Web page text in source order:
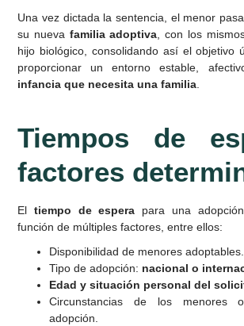
Una vez dictada la sentencia, el menor
su nueva familia adoptiva , con los
hijo biológico, consolidando así el objetivo
proporcionar un entorno estable,
infancia que necesita una familia
Tiempos de
factores
Eltiempo de espera para una
función de múltiples factores, entre ellos:
Disponibilidad de menores adoptables.
Tipo de adopción: nacional o
Edad y situación personal del
Circunstancias de los menores
adopción.